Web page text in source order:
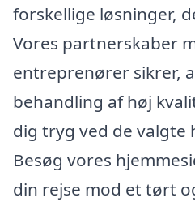
forskellige løsninger,
Vores partnerskaber
entreprenører sikrer,
behandling af høj
dig tryg ved de
Besøg vores
din rejse mod et tørt